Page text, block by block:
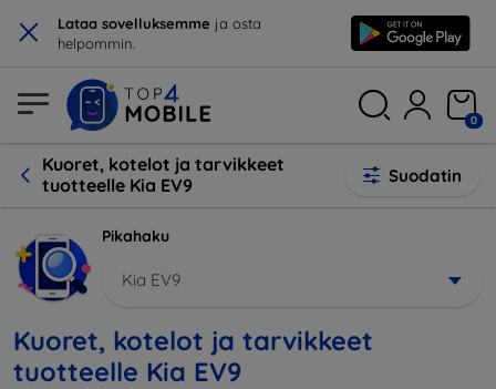
× Lataa sovelluksemme ja osta
helpommin.
0
Kuoret, kotelot ja tarvikkeet
tuotteelle Kia EV9
Suodatin
Pikahaku
Kia EV9
Kuoret, kotelot ja tarvikkeet
tuotteelle Kia EV9